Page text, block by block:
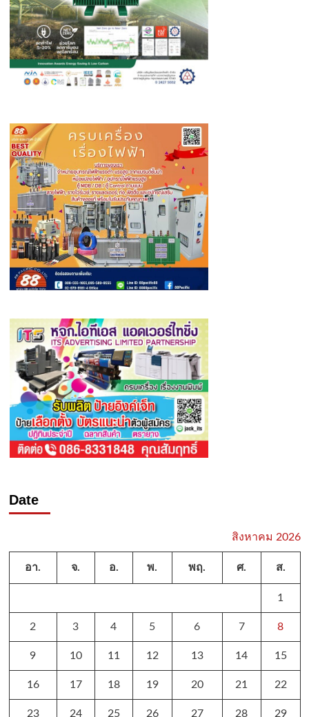
Date
สิงหาคม 2026
อา. จ. อ. พ. พฤ. ศ. ส.
1
2 3 4 5 6 7 8
9 10 11 12 13 14 15
16 17 18 19 20 21 22
23 24 25 26 27 28 29